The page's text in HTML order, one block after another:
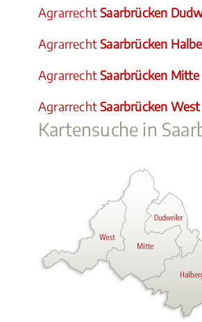
AgrarrechtSaarbrücken
AgrarrechtSaarbrücken
AgrarrechtSaarbrücken Mitte
AgrarrechtSaarbrücken West
Kartensuche in